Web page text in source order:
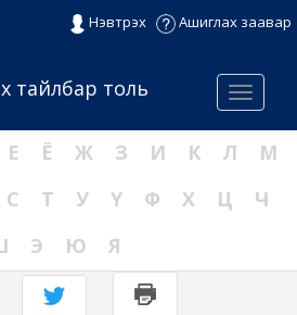
Нэвтрэх Ашиглах заавар
Menu
тайлбар толь
Е Ё Ж З И К Л
М
С Т У Ү Ф Х Ц
Ч
Э Ю Я